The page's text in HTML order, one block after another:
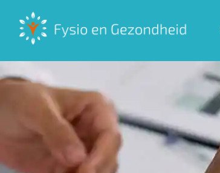
inhoud